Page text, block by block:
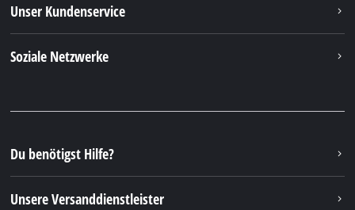
Unser Kundenservice
Soziale Netzwerke
Du benötigst Hilfe?
Unsere Versanddienstleister